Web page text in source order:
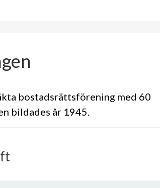
bostadsrättsförening med 60
bildades år 1945